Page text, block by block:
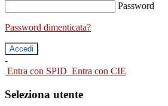
Password
Password dimenticata?
-
Entra con SPID Entra con CIE
Seleziona utente